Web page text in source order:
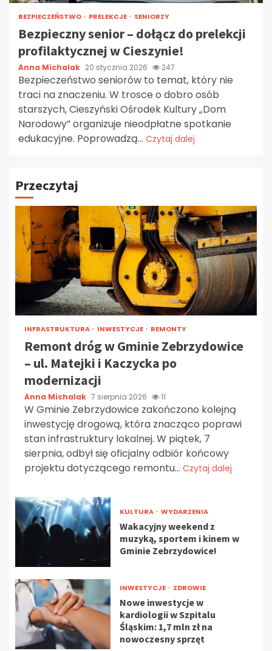
BEZPIECZEŃSTWO PRELEKCJE SENIORZY
Bezpieczny senior – dołącz do prelekcji
profilaktycznej w Cieszynie!
Anna Michalak 20 stycznia 2026 247
Bezpieczeństwo seniorów to temat, który nie
traci na znaczeniu. W trosce o dobro osób
starszych, Cieszyński Ośrodek Kultury „Dom
Narodowy” organizuje nieodpłatne spotkanie
edukacyjne. Poprowadzą... Czytaj dalej
Przeczytaj
INFRASTRUKTURA INWESTYCJE REMONTY
Remont dróg w Gminie Zebrzydowice
– ul. Matejki i Kaczycka po
modernizacji
Anna Michalak 7 sierpnia 2026 11
W Gminie Zebrzydowice zakończono kolejną
inwestycję drogową, która znacząco poprawi
stan infrastruktury lokalnej. W piątek, 7
sierpnia, odbył się oficjalny odbiór końcowy
projektu dotyczącego remontu... Czytaj dalej
KULTURA WYDARZENIA
Wakacyjny weekend z
muzyką, sportem i kinem w
Gminie Zebrzydowice!
INWESTYCJE ZDROWIE
Nowe inwestycje w
kardiologii w Szpitalu
Śląskim: 1,7 mln zł na
nowoczesny sprzęt